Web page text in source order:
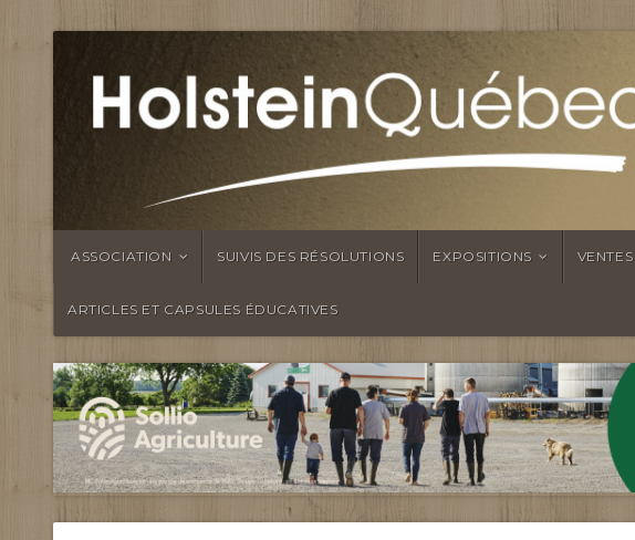
ASSOCIATION SUIVIS DES RÉSOLUTIONS EXPOSITIONS VENTES
ARTICLES ET CAPSULES ÉDUCATIVES